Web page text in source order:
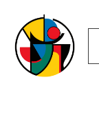
contenu